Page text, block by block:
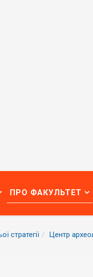
ПРО ФАКУЛЬТЕТ
стратегії
Центр